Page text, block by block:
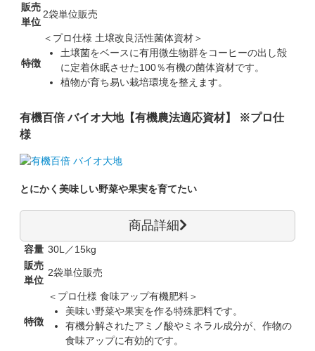
販売
単位
2袋単位販売
特徴
＜プロ仕様 土壌改良活性菌体資材＞
土壌菌をベースに有用微生物群をコーヒーの出し殻
に定着休眠させた100％有機の菌体資材です。
植物が育ち易い栽培環境を整えます。
有機百倍 バイオ大地【有機農法適応資材】 ※プロ仕
様
とにかく美味しい野菜や果実を育てたい
商品詳細
容量 30L／15kg
販売
単位
2袋単位販売
特徴
＜プロ仕様 食味アップ有機肥料＞
美味い野菜や果実を作る特殊肥料です。
有機分解されたアミノ酸やミネラル成分が、作物の
食味アップに有効的です。